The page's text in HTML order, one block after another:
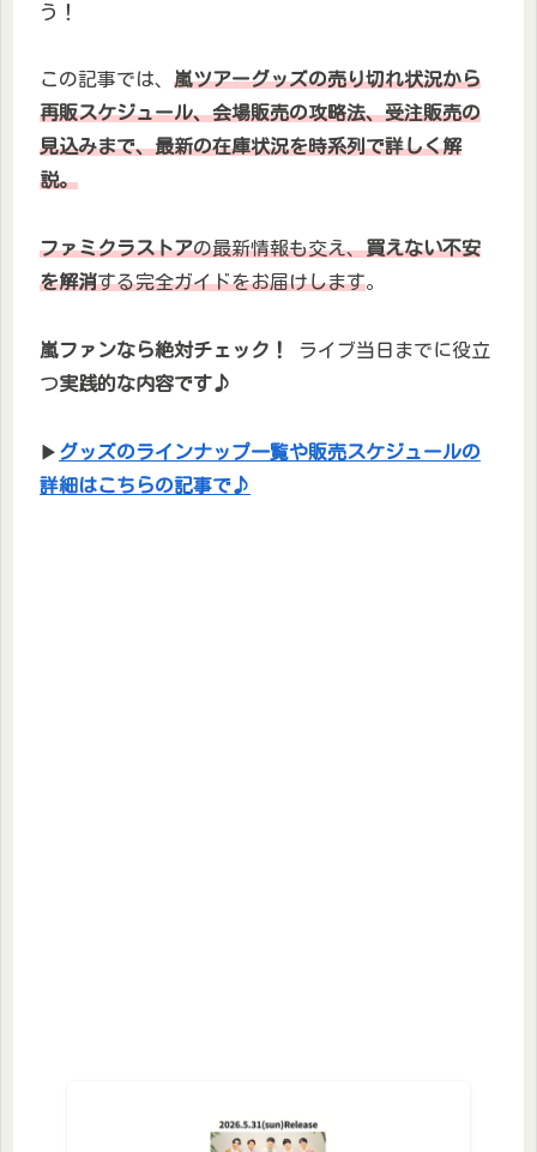
う！
この記事では、 嵐ツアーグッズの売り切れ状況から
再販スケジュール、会場販売の攻略法、受注販売の
見込みまで、最新の在庫状況を時系列で詳しく解
説。
ファミクラストアの最新情報も交え、買えない不安
を解消する完全ガイドをお届けします。
嵐ファンなら絶対チェック！
ライブ当日までに役立
つ実践的な内容です♪
▶ グッズのラインナップ一覧や販売スケジュールの
詳細はこちらの記事で♪